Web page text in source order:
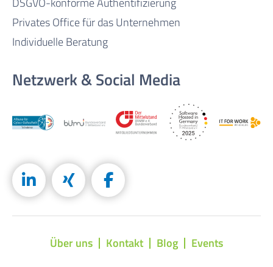
Privates Office für das Unternehmen
Individuelle Beratung
Netzwerk & Social Media
Über uns Kontakt Blog
Events